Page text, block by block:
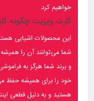
خواهیم کرد.
کارت ویزیت چگونه
این محصولات اشیایی
شما می‌توانند آن را
و برند شما هرگز به
خود را برای همیشه حفظ
هستید و به دلیل قطعی